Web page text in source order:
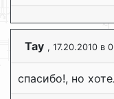
Tay , 17.20.2010 в
спасибо!, но